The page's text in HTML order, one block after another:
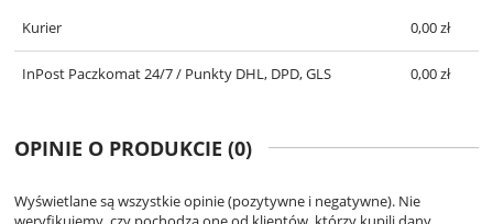
Kurier 0,00 zł
InPost Paczkomat 24/7 / Punkty DHL, DPD, GLS 0,00 zł
OPINIE O PRODUKCIE (0)
Wyświetlane są wszystkie opinie (pozytywne i negatywne). Nie